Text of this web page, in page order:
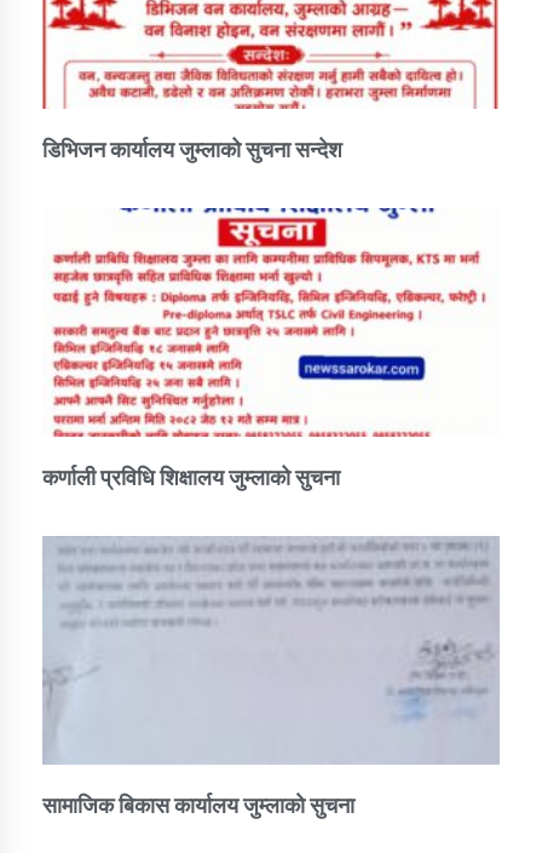
तातोपानी गाउँपालिका जुम्लाको सूचना
डिभिजन कार्यालय जुम्लाको सुचना सन्देश
कर्णाली प्रविधि शिक्षालय जुम्लाको सुचना
सामाजिक बिकास कार्यालय जुम्लाकाे सुचना